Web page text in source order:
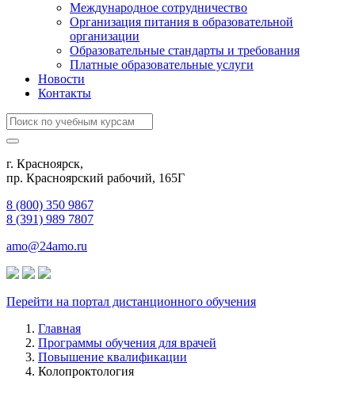
Международное сотрудничество
Организация питания в образовательной
организации
Образовательные стандарты и требования
Платные образовательные услуги
Новости
Контакты
г. Красноярск,
пр. Красноярский рабочий, 165Г
8 (800) 350 9867
8 (391) 989 7807
amo@24amo.ru
Перейти на портал дистанционного обучения
Главная
Программы обучения для врачей
Повышение квалификации
Колопроктология